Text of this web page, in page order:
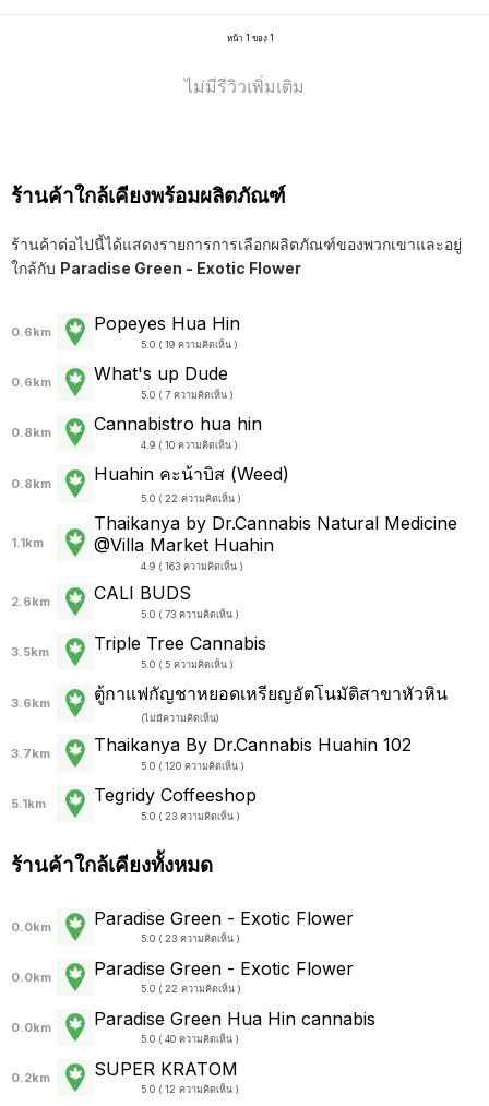
หน้า 1 ของ 1
ไม่มีรีวิวเพิ่มเติม
ร้านค้าใกล้เคียงพร้อมผลิตภัณฑ์
ร้านค้าต่อไปนี้ได้แสดงรายการการเลือกผลิตภัณฑ์ของพวกเขาและอยู่
ใกล้กับ Paradise Green - Exotic Flower
0.6km Popeyes Hua Hin
5.0 ( 19 ความคิดเห็น )
0.6km What's up Dude
5.0 ( 7 ความคิดเห็น )
0.8km Cannabistro hua hin
4.9 ( 10 ความคิดเห็น )
0.8km Huahin คะน้าบิส (Weed)
5.0 ( 22 ความคิดเห็น )
1.1km
Thaikanya by Dr.Cannabis Natural Medicine
@Villa Market Huahin
4.9 ( 163 ความคิดเห็น )
2.6km CALI BUDS
5.0 ( 73 ความคิดเห็น )
3.5km Triple Tree Cannabis
5.0 ( 5 ความคิดเห็น )
3.6km ตู้กาแฟกัญชาหยอดเหรียญอัตโนมัติสาขาหัวหิน
(ไม่มีความคิดเห็น)
3.7km Thaikanya By Dr.Cannabis Huahin 102
5.0 ( 120 ความคิดเห็น )
5.1km Tegridy Coffeeshop
5.0 ( 23 ความคิดเห็น )
ร้านค้าใกล้เคียงทั้งหมด
0.0km Paradise Green - Exotic Flower
5.0 ( 23 ความคิดเห็น )
0.0km Paradise Green - Exotic Flower
5.0 ( 22 ความคิดเห็น )
0.0km Paradise Green Hua Hin cannabis
5.0 ( 40 ความคิดเห็น )
0.2km SUPER KRATOM
5.0 ( 12 ความคิดเห็น )